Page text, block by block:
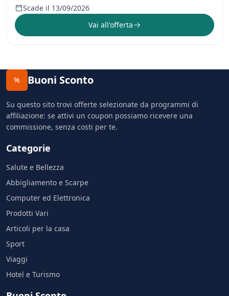
Scade il 13/09/2026
Vai all'offerta
% Buoni Sconto
Su questo sito trovi offerte selezionate da programmi di
affiliazione: se attivi un coupon possiamo ricevere una
commissione, senza costi per te.
Categorie
Salute e Bellezza
Abbigliamento e Scarpe
Computer ed Elettronica
Prodotti Vari
Articoli per la casa
Sport
Viaggi
Hotel e Turismo